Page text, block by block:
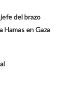
del brazo
en Gaza